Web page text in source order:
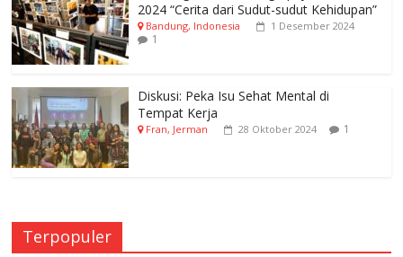
2024 “Cerita dari Sudut-sudut Kehidupan”
Bandung, Indonesia 1 Desember 2024
1
Diskusi: Peka Isu Sehat Mental di
Tempat Kerja
Fran, Jerman 28 Oktober 2024 1
Terpopuler